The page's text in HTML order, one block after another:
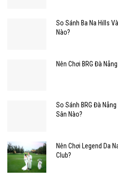
So Sánh Ba Na Hills
Nào?
Nên Chơi BRG Đà
So Sánh BRG Đà
Sân Nào?
Nên Chơi Legend Da
Club?